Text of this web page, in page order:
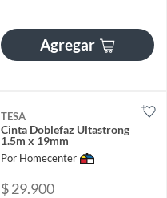
Agregar
TESA
Cinta Doblefaz Ultastrong
1.5m x 19mm
Por Homecenter
$ 29.900